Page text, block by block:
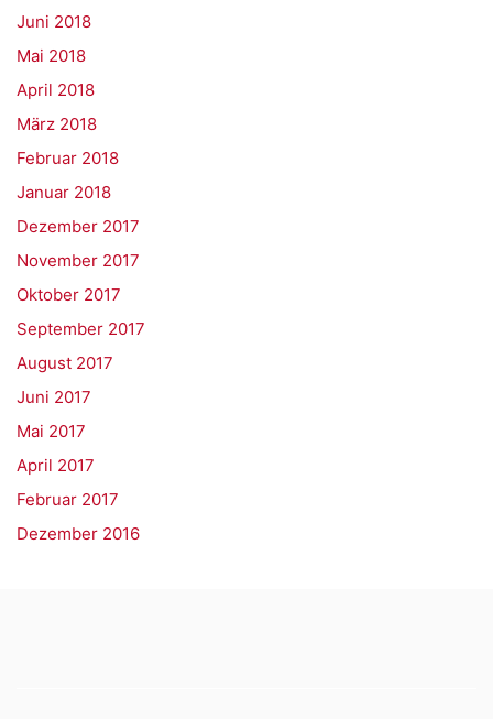
Juni 2018
Mai 2018
April 2018
März 2018
Februar 2018
Januar 2018
Dezember 2017
November 2017
Oktober 2017
September 2017
August 2017
Juni 2017
Mai 2017
April 2017
Februar 2017
Dezember 2016